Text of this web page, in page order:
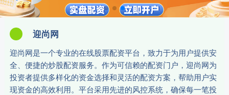
迎尚网
迎尚网是一个专业的在线股票配资平台，致力于为用户提供安
全、便捷的炒股配资服务。作为可信赖的配资门户，迎尚网为
投资者提供多样化的资金选择和灵活的配资方案，帮助用户实
现资金的高效利用。平台采用先进的风控系统，确保每一笔投